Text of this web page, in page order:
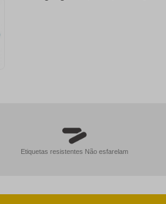
Etiquetas resistentes Não esfarelam